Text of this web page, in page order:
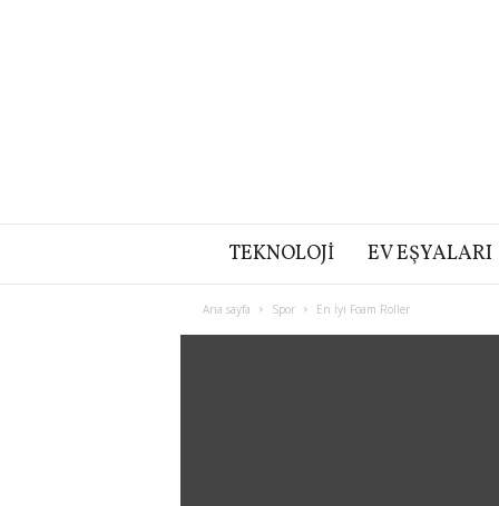
TEKNOLOJI EV EŞYALARI
Ana sayfa Spor En İyi Foam Roller